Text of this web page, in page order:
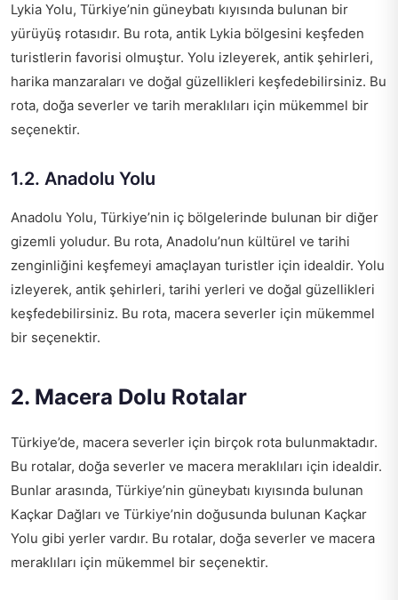
Lykia Yolu, Türkiye’nin güneybatı kıyısında bulunan bir
yürüyüş rotasıdır. Bu rota, antik Lykia bölgesini keşfeden
turistlerin favorisi olmuştur. Yolu izleyerek, antik şehirleri,
harika manzaraları ve doğal güzellikleri keşfedebilirsiniz. Bu
rota, doğa severler ve tarih meraklıları için mükemmel bir
seçenektir.
1.2. Anadolu Yolu
Anadolu Yolu, Türkiye’nin iç bölgelerinde bulunan bir diğer
gizemli yoludur. Bu rota, Anadolu’nun kültürel ve tarihi
zenginliğini keşfemeyi amaçlayan turistler için idealdir. Yolu
izleyerek, antik şehirleri, tarihi yerleri ve doğal güzellikleri
keşfedebilirsiniz. Bu rota, macera severler için mükemmel
bir seçenektir.
2. Macera Dolu Rotalar
Türkiye’de, macera severler için birçok rota bulunmaktadır.
Bu rotalar, doğa severler ve macera meraklıları için idealdir.
Bunlar arasında, Türkiye’nin güneybatı kıyısında bulunan
Kaçkar Dağları ve Türkiye’nin doğusunda bulunan Kaçkar
Yolu gibi yerler vardır. Bu rotalar, doğa severler ve macera
meraklıları için mükemmel bir seçenektir.